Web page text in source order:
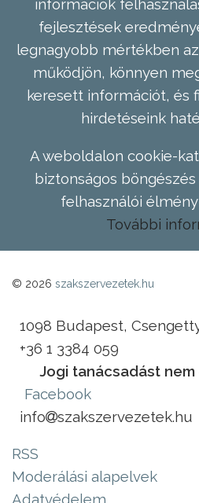
információk
fejlesztések
legnagyobb mértékben
működjön, könnyen
keresett információt, és
hirdetéseink
A weboldalon cookie-
biztonságos
felhasználói
További
© 2026 szakszervezetek.hu
1098 Budapest,
+36 1 3384 059
Jogi tanácsadást nem
Facebook
info
szakszervezetek.hu
RSS
Moderálási alapelvek
Adatvédelem